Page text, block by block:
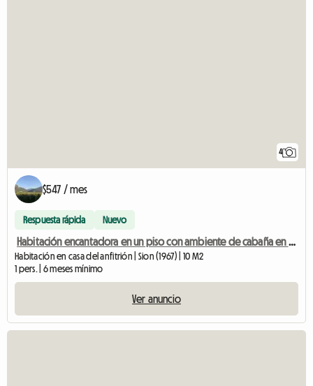
4
$547 / mes
Respuesta rápida Nuevo
Habitación encantadora en un piso con ambiente de cabaña en Bramois
Habitación en casa del anfitrión | Sion (1967) | 10 M2
1 pers. | 6 meses mínimo
Ver anuncio